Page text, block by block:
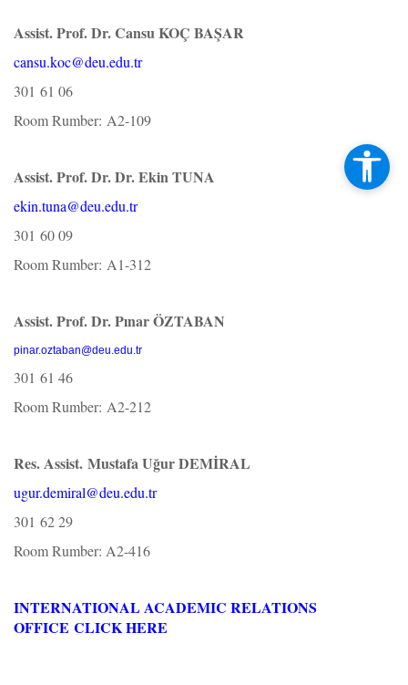
Assist. Prof. Dr. Cansu KOÇ BAŞAR
cansu.koc@deu.edu.tr
301 61 06
Room Rumber: A2-109
Assist. Prof. Dr. Dr. Ekin TUNA
ekin.tuna@deu.edu.tr
301 60 09
Room Rumber: A1-312
Assist. Prof. Dr. Pınar ÖZTABAN
pinar.oztaban@deu.edu.tr
301 61 46
Room Rumber: A2-212
Res. Assist. Mustafa Uğur DEMİRAL
ugur.demiral@deu.edu.tr
301 62 29
Room Rumber: A2-416
INTERNATIONAL ACADEMIC RELATIONS
OFFICE CLICK HERE